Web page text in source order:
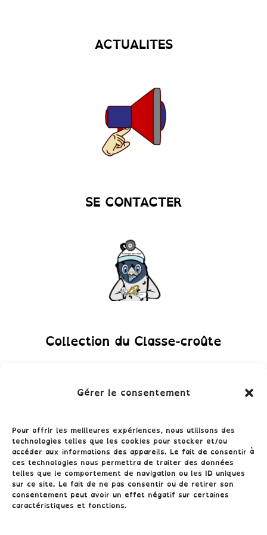
Gérer le consentement
Pour offrir les meilleures expériences, nous utilisons des
technologies telles que les cookies pour stocker et/ou
accéder aux informations des appareils. Le fait de consentir à
ces technologies nous permettra de traiter des données
telles que le comportement de navigation ou les ID uniques
sur ce site. Le fait de ne pas consentir ou de retirer son
consentement peut avoir un effet négatif sur certaines
caractéristiques et fonctions.
ACTUALITES
SE CONTACTER
Collection du Classe-croûte
Conditions générales